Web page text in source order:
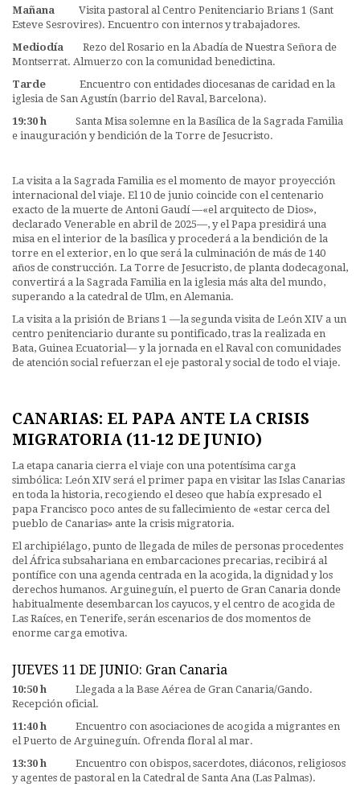
Mañana Visita pastoral al Centro Penitenciario Brians 1 (Sant
Esteve Sesrovires). Encuentro con internos y trabajadores.
Mediodía Rezo del Rosario en la Abadía de Nuestra Señora de
Montserrat. Almuerzo con la comunidad benedictina.
Tarde Encuentro con entidades diocesanas de caridad en la
iglesia de San Agustín (barrio del Raval, Barcelona).
19:30 h Santa Misa solemne en la Basílica de la Sagrada Familia
e inauguración y bendición de la Torre de Jesucristo.
La visita a la Sagrada Familia es el momento de mayor proyección
internacional del viaje. El 10 de junio coincide con el centenario
exacto de la muerte de Antoni Gaudí —«el arquitecto de Dios»,
declarado Venerable en abril de 2025—, y el Papa presidirá una
misa en el interior de la basílica y procederá a la bendición de la
torre en el exterior, en lo que será la culminación de más de 140
años de construcción. La Torre de Jesucristo, de planta dodecagonal,
convertirá a la Sagrada Familia en la iglesia más alta del mundo,
superando a la catedral de Ulm, en Alemania.
La visita a la prisión de Brians 1 —la segunda visita de León XIV a un
centro penitenciario durante su pontificado, tras la realizada en
Bata, Guinea Ecuatorial— y la jornada en el Raval con comunidades
de atención social refuerzan el eje pastoral y social de todo el viaje.
CANARIAS: EL PAPA ANTE LA CRISIS
MIGRATORIA (11-12 DE JUNIO)
La etapa canaria cierra el viaje con una potentísima carga
simbólica: León XIV será el primer papa en visitar las Islas Canarias
en toda la historia, recogiendo el deseo que había expresado el
papa Francisco poco antes de su fallecimiento de «estar cerca del
pueblo de Canarias» ante la crisis migratoria.
El archipiélago, punto de llegada de miles de personas procedentes
del África subsahariana en embarcaciones precarias, recibirá al
pontífice con una agenda centrada en la acogida, la dignidad y los
derechos humanos. Arguineguín, el puerto de Gran Canaria donde
habitualmente desembarcan los cayucos, y el centro de acogida de
Las Raíces, en Tenerife, serán escenarios de dos momentos de
enorme carga emotiva.
JUEVES 11 DE JUNIO: Gran Canaria
10:50 h Llegada a la Base Aérea de Gran Canaria/Gando.
Recepción oficial.
11:40 h Encuentro con asociaciones de acogida a migrantes en
el Puerto de Arguineguín. Ofrenda floral al mar.
13:30 h Encuentro con obispos, sacerdotes, diáconos, religiosos
y agentes de pastoral en la Catedral de Santa Ana (Las Palmas).